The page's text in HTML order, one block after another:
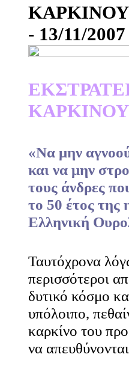
- 13/11/2007
«Να μην
και να μην
τους άνδρες
το 50 έτος της
Ελληνική
Ταυτόχρονα
περισσότεροι
δυτικό κόσμο
υπόλοιπο,
καρκίνο του
να